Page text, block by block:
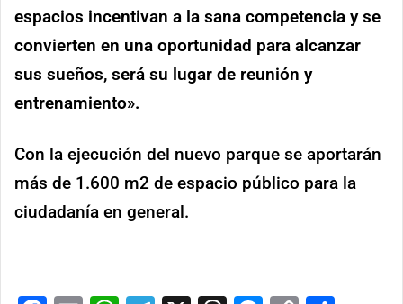
espacios incentivan a la sana competencia y se
convierten en una oportunidad para alcanzar
sus sueños, será su lugar de reunión y
entrenamiento».
Con la ejecución del nuevo parque se aportarán
más de 1.600 m2 de espacio público para la
ciudadanía en general.